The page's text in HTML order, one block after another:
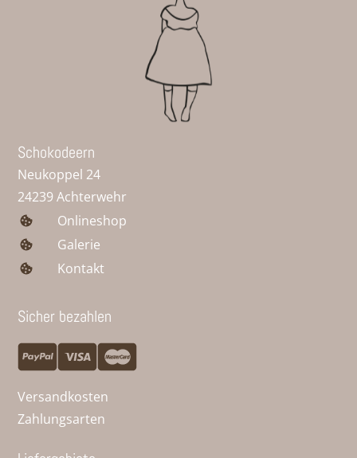
Schokodeern
Neukoppel 24
24239 Achterwehr
Onlineshop
Galerie
Kontakt
Sicher bezahlen
Versandkosten
Zahlungsarten